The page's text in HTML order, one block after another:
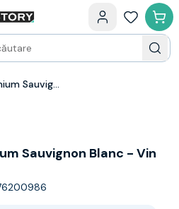
Budureasca Premium Sauvignon Blanc - Vin alb sec 0.75l
Sauvignon Blanc - Vin